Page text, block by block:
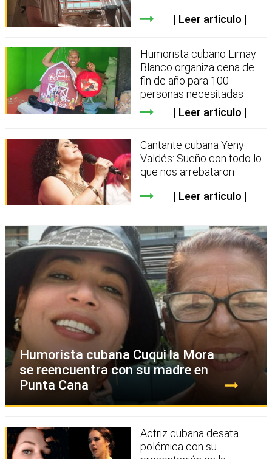
Leer artículo
Humorista cubano Limay
Blanco organiza cena de
fin de año para 100
personas necesitadas
Leer artículo
Cantante cubana Yeny
Valdés: Sueño con todo lo
que nos arrebataron
Leer artículo
Humorista cubana Cuqui la Mora
se reencuentra con su madre en
Punta Cana
Actriz cubana desata
polémica con su